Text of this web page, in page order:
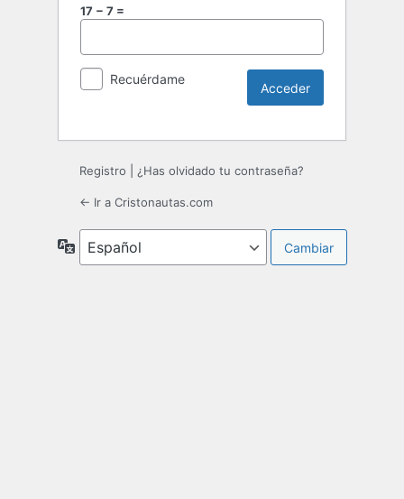
17 − 7 =
Recuérdame
Registro ¿Has olvidado tu contraseña?
← Ir a Cristonautas.com
Idioma